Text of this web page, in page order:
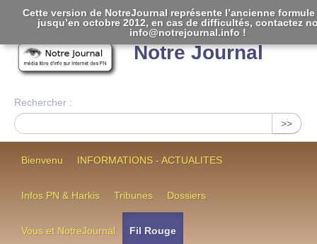
Notre Journal
Rechercher :
>>
Bienvenu INFORMATIONS - ACTUALITES
Infos PN & Harkis Tribunes Dossiers
Vous et NotreJournal Fil Rouge
Cette version de NotreJournal représente l’ancienne
jusqu’en octobre 2012, en cas de difficultés, contactez
info@notrejournal.info !